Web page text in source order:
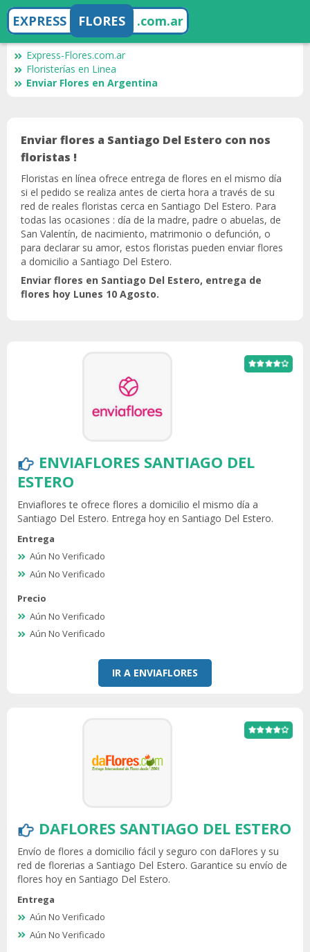
EXPRESS FLORES .com.ar
Express-Flores.com.ar
Floristerías en Linea
Enviar Flores en Argentina
Enviar flores a Santiago Del Estero con nos
floristas !
Floristas en línea ofrece entrega de flores en el mismo día
si el pedido se realiza antes de cierta hora a través de su
red de reales floristas cerca en Santiago Del Estero. Para
todas las ocasiones : día de la madre, padre o abuelas, de
San Valentín, de nacimiento, matrimonio o defunción, o
para declarar su amor, estos floristas pueden enviar flores
a domicilio a Santiago Del Estero.
Enviar flores en Santiago Del Estero, entrega de
flores hoy Lunes 10 Agosto.
ENVIAFLORES SANTIAGO DEL
ESTERO
Enviaflores te ofrece flores a domicilio el mismo día a
Santiago Del Estero. Entrega hoy en Santiago Del Estero.
Entrega
Aún No Verificado
Aún No Verificado
Precio
Aún No Verificado
Aún No Verificado
IR A ENVIAFLORES
DAFLORES SANTIAGO DEL ESTERO
Envío de flores a domicilio fácil y seguro con daFlores y su
red de florerias a Santiago Del Estero. Garantice su envío de
flores hoy en Santiago Del Estero.
Entrega
Aún No Verificado
Aún No Verificado